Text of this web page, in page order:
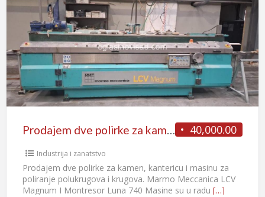
40,000.00
Prodajem dve polirke za kamen, kantericu i masinu za poliranje
Industrija i zanatstvo
Prodajem dve polirke za kamen, kantericu i masinu za
poliranje polukrugova i krugova. Marmo Meccanica LCV
Magnum I Montresor Luna 740 Masine su u radu […]